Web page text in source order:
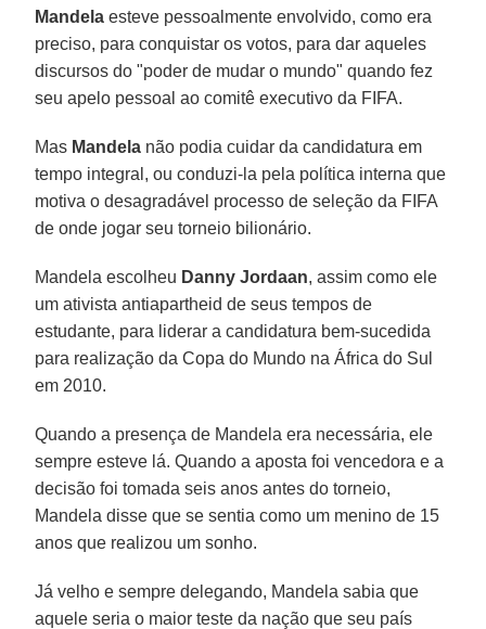
Mandela esteve pessoalmente envolvido, como era
preciso, para conquistar os votos, para dar aqueles
discursos do "poder de mudar o mundo" quando fez
seu apelo pessoal ao comitê executivo da FIFA.
Mas Mandela não podia cuidar da candidatura em
tempo integral, ou conduzi-la pela política interna que
motiva o desagradável processo de seleção da FIFA
de onde jogar seu torneio bilionário.
Mandela escolheu Danny Jordaan, assim como ele
um ativista antiapartheid de seus tempos de
estudante, para liderar a candidatura bem-sucedida
para realização da Copa do Mundo na África do Sul
em 2010.
Quando a presença de Mandela era necessária, ele
sempre esteve lá. Quando a aposta foi vencedora e a
decisão foi tomada seis anos antes do torneio,
Mandela disse que se sentia como um menino de 15
anos que realizou um sonho.
Já velho e sempre delegando, Mandela sabia que
aquele seria o maior teste da nação que seu país